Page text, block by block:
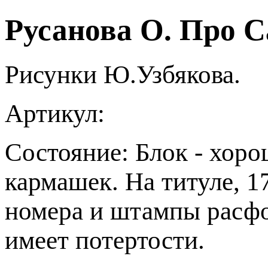
Русанова О. Про
Рисунки Ю.Узбякова.
Артикул:
Состояние: Блок -
кармашек. На титуле,
номера и штампы
имеет потертости.